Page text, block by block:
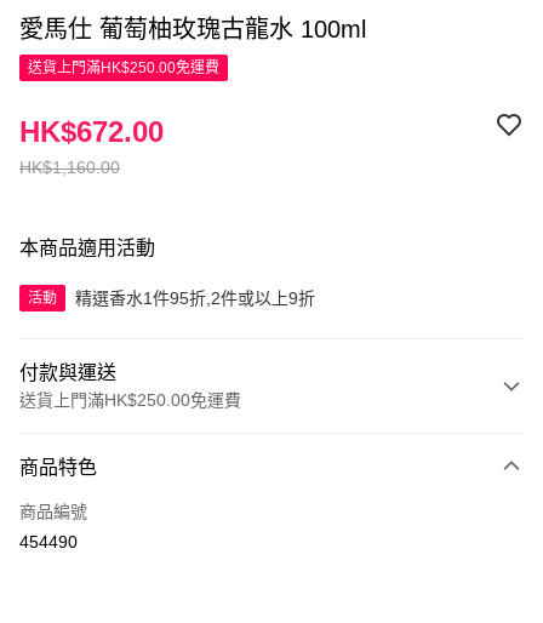
愛馬仕 葡萄柚玫瑰古龍水 100ml
送貨上門滿HK$250.00免運費
HK$1,160.00
HK$672.00
本商品適用活動
活動 精選香水1件95折,2件或以上9折
付款與運送
送貨上門滿HK$250.00免運費
信用卡
Apple Pay
商品特色
商品編號
454490